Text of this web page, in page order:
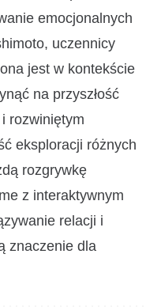
emocjonalnych
uczennicy
jest w kontekście
na przyszłość
rozwiniętym
eksploracji różnych
rozgrywkę
z interaktywnym
relacji i
znaczenie dla